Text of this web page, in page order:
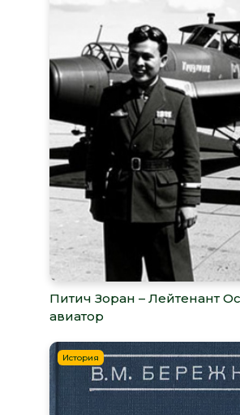
Питич Зоран – Лейтенант
авиатор
История